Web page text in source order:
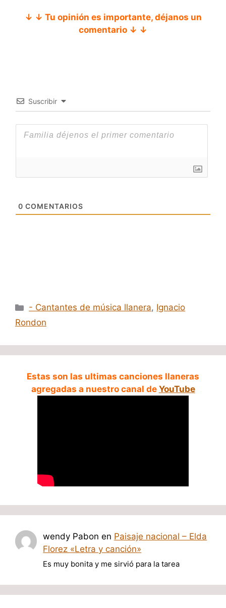
↓ ↓ Tu opinión es importante, déjanos un
comentario ↓ ↓
Suscribir
0 COMENTARIOS
Categorías
- Cantantes de música llanera, Ignacio
Rondon
Estas son las ultimas canciones llaneras
agregadas a nuestro canal de YouTube
wendy Pabon en Paisaje nacional – Elda
Florez «Letra y canción»
Es muy bonita y me sirvió para la tarea